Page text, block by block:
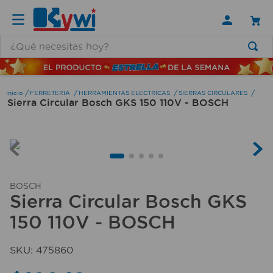
FERRETERIA HERRAMIENTAS ELECTRICAS SIERRAS CIRCULARES
Sierra Circular Bosch GKS 150 110V - BOSCH
BOSCH
Sierra Circular Bosch GKS
150 110V - BOSCH
SKU: 475860
TÉRMINOS MÁS BUSCADOS
1 .
lamparas
4.
6.
escritorio
7
cerradura